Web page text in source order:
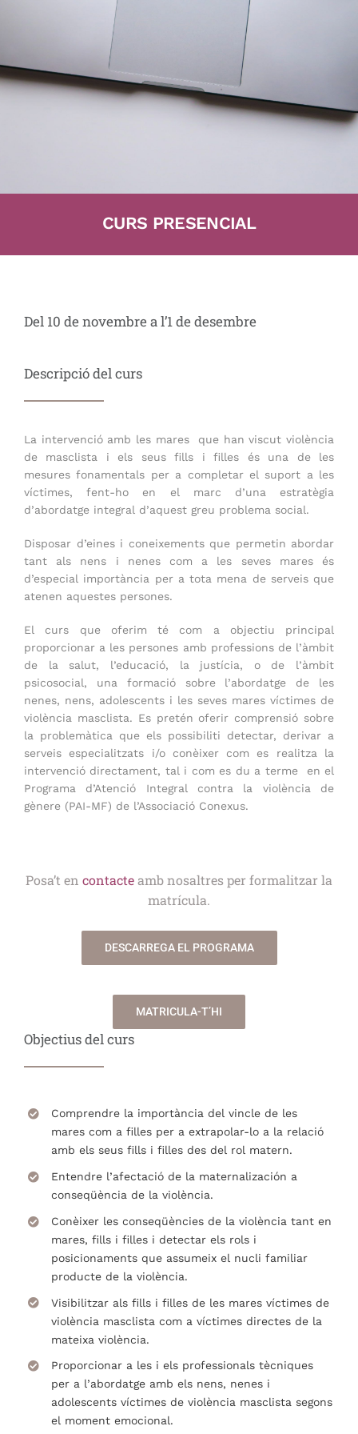
CURS PRESENCIAL
Del 10 de novembre a l’1 de desembre
Descripció del curs
La intervenció amb les mares que han viscut violència
de masclista i els seus fills i filles és una de les
mesures fonamentals per a completar el suport a les
víctimes, fent-ho en el marc d’una estratègia
d’abordatge integral d’aquest greu problema social.
Disposar d’eines i coneixements que permetin abordar
tant als nens i nenes com a les seves mares és
d’especial importància per a tota mena de serveis que
atenen aquestes persones.
El curs que oferim té com a objectiu principal
proporcionar a les persones amb professions de l’àmbit
de la salut, l’educació, la justícia, o de l’àmbit
psicosocial, una formació sobre l’abordatge de les
nenes, nens, adolescents i les seves mares víctimes de
violència masclista. Es pretén oferir comprensió sobre
la problemàtica que els possibiliti detectar, derivar a
serveis especialitzats i/o conèixer com es realitza la
intervenció directament, tal i com es du a terme en el
Programa d’Atenció Integral contra la violència de
gènere (PAI-MF) de l’Associació Conexus.
Posa’t en contacteamb nosaltres per formalitzar la
matrícula.
DESCARREGA EL PROGRAMA
MATRICULA-T’HI
Objectius del curs
Comprendre la importància del vincle de les
mares com a filles per a extrapolar-lo a la relació
amb els seus fills i filles des del rol matern.
Entendre l’afectació de la maternalización a
conseqüència de la violència.
Conèixer les conseqüències de la violència tant en
mares, fills i filles i detectar els rols i
posicionaments que assumeix el nucli familiar
producte de la violència.
Visibilitzar als fills i filles de les mares víctimes de
violència masclista com a víctimes directes de la
mateixa violència.
Proporcionar a les i els professionals tècniques
per a l’abordatge amb els nens, nenes i
adolescents víctimes de violència masclista segons
el moment emocional.